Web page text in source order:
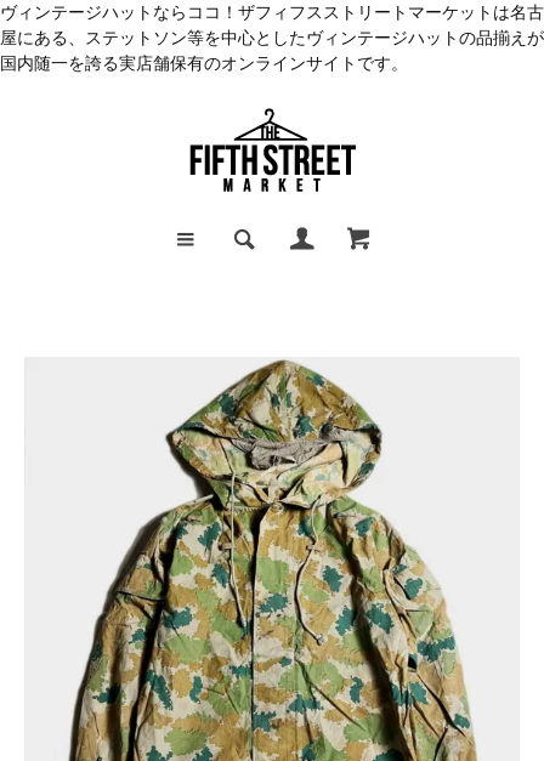
ヴィンテージハットならココ！ザフィフスストリートマーケットは名古
屋にある、ステットソン等を中心としたヴィンテージハットの品揃えが
国内随一を誇る実店舗保有のオンラインサイトです。